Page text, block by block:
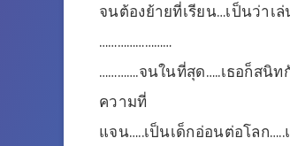
จนต้องย้ายที่เรียน…เป็นว่าเ
……………………
………….จนในที่สุด…..เธอก็สนิ
ความที่
แจน…..เป็นเด็กอ่อนต่อโลก